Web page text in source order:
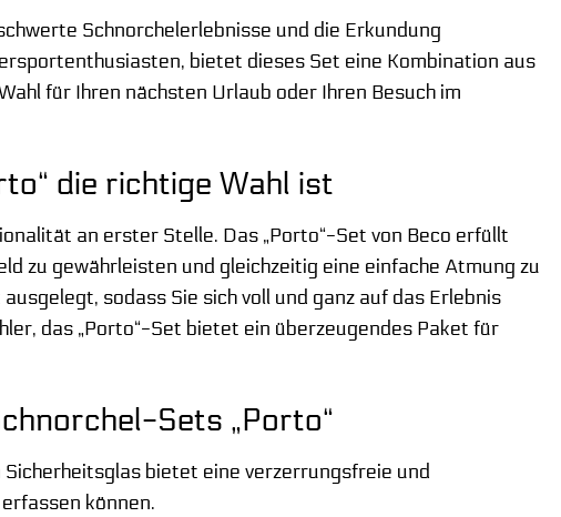
Schnorchelerlebnisse und die Erkundung
bietet dieses Set eine Kombination aus
für Ihren nächsten Urlaub oder Ihren Besuch im
die richtige Wahl ist
an erster Stelle. Das „Porto“-Set von Beco erfüllt
zu gewährleisten und gleichzeitig eine einfache Atmung zu
sodass Sie sich voll und ganz auf das Erlebnis
das „Porto“-Set bietet ein überzeugendes Paket für
Sets „Porto“
bietet eine verzerrungsfreie und
können.